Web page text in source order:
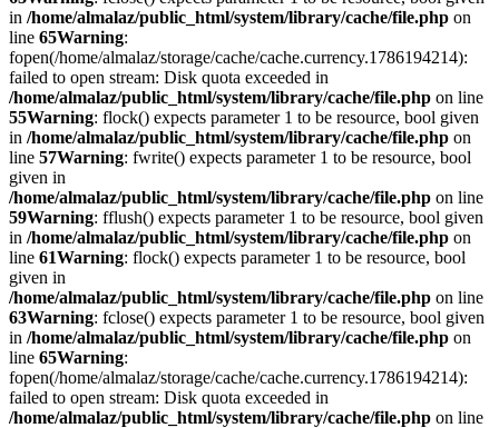
in /home/almalaz/public_html/system/library/cache/file.php on
line 65Warning:
fopen(/home/almalaz/storage/cache/cache.currency.1786194214):
failed to open stream: Disk quota exceeded in
/home/almalaz/public_html/system/library/cache/file.php on line
55Warning: flock() expects parameter 1 to be resource, bool given
in /home/almalaz/public_html/system/library/cache/file.php on
line 57Warning: fwrite() expects parameter 1 to be resource, bool
given in
/home/almalaz/public_html/system/library/cache/file.php on line
59Warning: fflush() expects parameter 1 to be resource, bool given
in /home/almalaz/public_html/system/library/cache/file.php on
line 61Warning: flock() expects parameter 1 to be resource, bool
given in
/home/almalaz/public_html/system/library/cache/file.php on line
63Warning: fclose() expects parameter 1 to be resource, bool given
in /home/almalaz/public_html/system/library/cache/file.php on
line 65Warning:
fopen(/home/almalaz/storage/cache/cache.currency.1786194214):
failed to open stream: Disk quota exceeded in
/home/almalaz/public_html/system/library/cache/file.php on line